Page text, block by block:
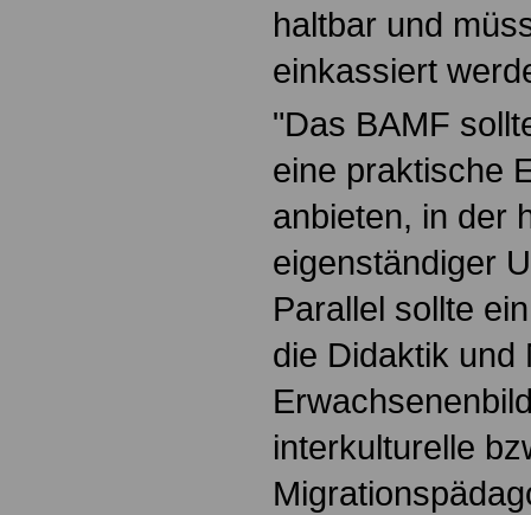
haltbar und
einkassiert
"Das BAMF
eine praktische
anbieten, in der
eigenständiger
Parallel sollte
die Didaktik und
interkulturelle